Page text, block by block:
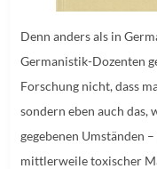
Denn anders als in
Germanistik-Dozenten
Forschung nicht, dass
sondern eben auch das,
gegebenen Umständen
mittlerweile toxischer